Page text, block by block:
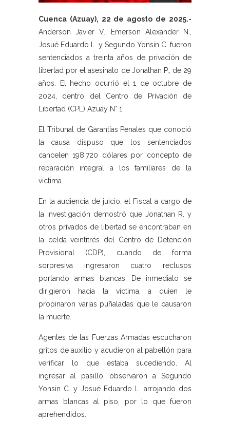
Cuenca (Azuay), 22 de agosto de 2025.-
Anderson Javier V., Emerson Alexander N.,
Josué Eduardo L. y Segundo Yonsin C. fueron
sentenciados a treinta años de privación de
libertad por el asesinato de Jonathan P., de 29
años. El hecho ocurrió el 1 de octubre de
2024, dentro del Centro de Privación de
Libertad (CPL) Azuay N° 1.
El Tribunal de Garantías Penales que conoció
la causa dispuso que los sentenciados
cancelen 198.720 dólares por concepto de
reparación integral a los familiares de la
víctima.
En la audiencia de juicio, el Fiscal a cargo de
la investigación demostró que Jonathan R. y
otros privados de libertad se encontraban en
la celda veintitrés del Centro de Detención
Provisional (CDP), cuando de forma
sorpresiva ingresaron cuatro reclusos
portando armas blancas. De inmediato se
dirigieron hacia la víctima, a quien le
propinaron varias puñaladas que le causaron
la muerte.
Agentes de las Fuerzas Armadas escucharon
gritos de auxilio y acudieron al pabellón para
verificar lo que estaba sucediendo. Al
ingresar al pasillo, observaron a Segundo
Yonsin C. y Josué Eduardo L. arrojando dos
armas blancas al piso, por lo que fueron
aprehendidos.